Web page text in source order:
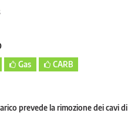
Gas CARB
prevede la rimozione dei cavi di